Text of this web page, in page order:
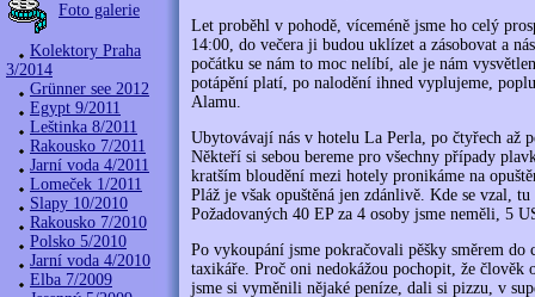
Foto galerie
Kolektory Praha
3/2014
Grünner see 2012
Egypt 9/2011
Leštinka 8/2011
Rakousko 7/2011
Jarní voda 4/2011
Lomeček 1/2011
Slapy 10/2010
Rakousko 7/2010
Polsko 5/2010
Jarní voda 4/2010
Elba 7/2009
Let proběhl v pohodě, víceméně jsme ho celý
14:00, do večera ji budou uklízet a zásobovat a
počátku se nám to moc nelíbí, ale je nám
potápění platí, po nalodění ihned vyplujeme,
Alamu.
Ubytovávají nás v hotelu La Perla, po čtyřech až
Někteří si sebou bereme pro všechny případy
kratším bloudění mezi hotely pronikáme na
Pláž je však opuštěná jen zdánlivě. Kde se vzal,
Požadovaných 40 EP za 4 osoby jsme neměli, 5
Po vykoupání jsme pokračovali pěšky směrem
taxikáře. Proč oni nedokážou pochopit, že člověk
jsme si vyměnili nějaké peníze, dali si pizzu, v